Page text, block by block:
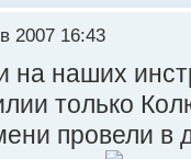
2007 16:43
на наших
только
провели